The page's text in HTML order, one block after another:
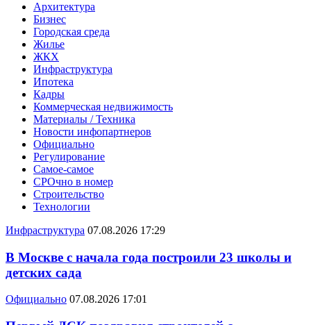
Архитектура
Бизнес
Городская среда
Жилье
ЖКХ
Инфраструктура
Ипотека
Кадры
Коммерческая недвижимость
Материалы / Техника
Новости инфопартнеров
Официально
Регулирование
Самое-самое
СРОчно в номер
Строительство
Технологии
Инфраструктура 07.08.2026 17:29
В Москве с начала года построили 23 школы и
детских сада
Официально 07.08.2026 17:01